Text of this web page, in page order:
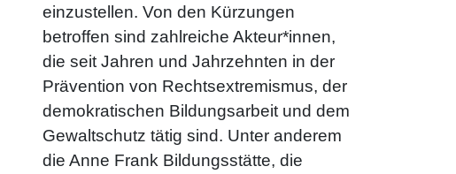
einzustellen. Von den Kürzungen
betroffen sind zahlreiche Akteur*innen,
die seit Jahren und Jahrzehnten in der
Prävention von Rechtsextremismus, der
demokratischen Bildungsarbeit und dem
Gewaltschutz tätig sind. Unter anderem
die Anne Frank Bildungsstätte, die